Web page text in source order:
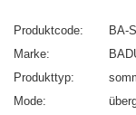
Produktcode
BA-
Marke
Produkttyp
Mode